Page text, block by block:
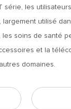
série, les
utilisé
soins de santé
et la
domaines.